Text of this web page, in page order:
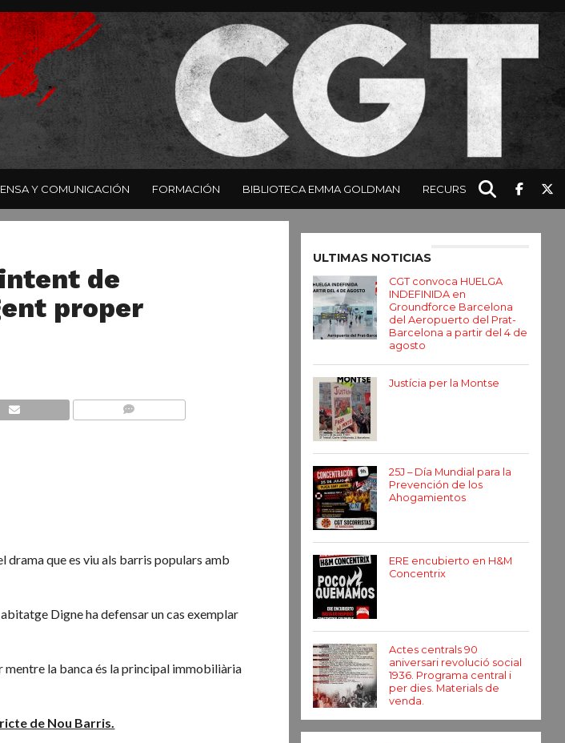
Y COMUNICACIÓN FORMACIÓN BIBLIOTECA EMMA GOLDMAN RECURSOS
de
proper
que es viu als barris populars amb
Digne ha defensar un cas exemplar
mentre la banca és la principal immobiliària
de Nou Barris.
ULTIMAS NOTICIAS
CGT convoca HUELGA
INDEFINIDA en
Groundforce Barcelona
del Aeropuerto del Prat-
Barcelona a partir del 4 de
agosto
Justícia per la Montse
25J – Día Mundial para la
Prevención de los
Ahogamientos
ERE encubierto en H&M
Concentrix
Actes centrals 90
aniversari revolució social
1936. Programa central i
per dies. Materials de
venda.